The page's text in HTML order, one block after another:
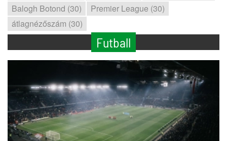
Balogh Botond (30)
Premier League (30)
átlagnézőszám (30)
Futball